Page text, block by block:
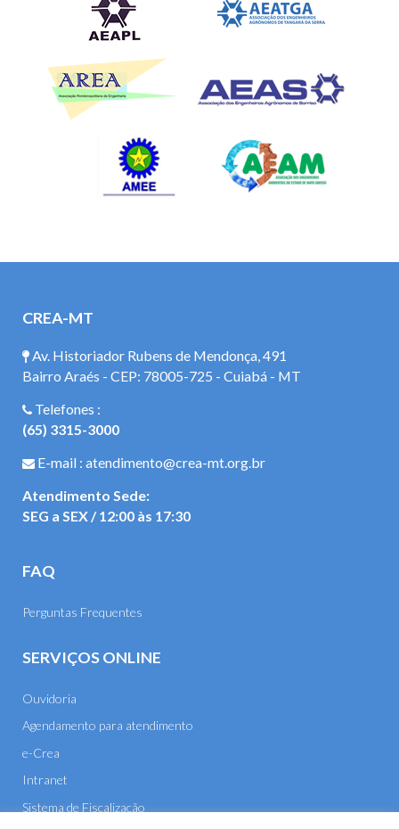
CREA-MT
Av. Historiador Rubens de Mendonça, 491
Bairro Araés - CEP: 78005-725 - Cuiabá - MT
Telefones :
(65) 3315-3000
E-mail : atendimento@crea-mt.org.br
Atendimento Sede:
SEG a SEX / 12:00 às 17:30
FAQ
Perguntas Frequentes
SERVIÇOS ONLINE
Ouvidoria
Agendamento para atendimento
e-Crea
Intranet
Sistema de Fiscalização